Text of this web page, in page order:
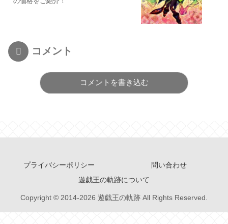
コメント
コメントを書き込む
プライバシーポリシー
問い合わせ
遊戯王の軌跡について
Copyright © 2014-2026 遊戯王の軌跡 All Rights Reserved.